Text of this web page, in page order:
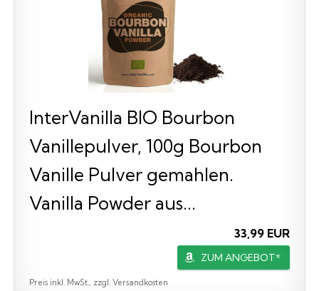
InterVanilla BIO Bourbon
Vanillepulver, 100g Bourbon
Vanille Pulver gemahlen.
Vanilla Powder aus...
33,99 EUR
ZUM ANGEBOT*
Preis inkl. MwSt., zzgl. Versandkosten